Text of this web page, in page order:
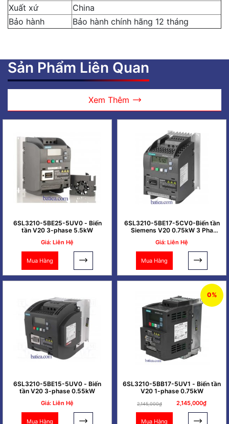
Xuất xứ
China
Bảo hành
Bảo hành chính hãng 12 tháng
Sản Phẩm Liên Quan
Xem Thêm
6SL3210-5BE25-5UV0 - Biến
tần V20 3-phase 5.5kW
Giá: Liên Hệ
Mua Hàng
6SL3210-5BE17-5CV0-Biến tần
Siemens V20 0.75kW 3 Pha
Giá: Liên Hệ
Mua Hàng
6SL3210-5BE15-5UV0 - Biến
tần V20 3-phase 0.55kW
Giá: Liên Hệ
Mua Hàng
0%
6SL3210-5BB17-5UV1 - Biến tần
V20 1-phase 0.75kW
2,145,000₫ 2,145,000₫
Mua Hàng